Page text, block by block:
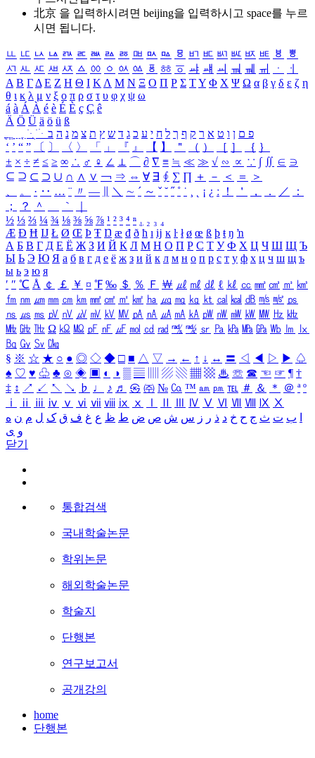
北京 을 입력하시려면 beijing을 입력하시고 space를 누르
시면 됩니다.
ㅥ ㅦ ㅧ ㅨ ㅩ ㅪ ㅫ ㅬ ㅭ ㅮ ㅯ ㅰ ㅱ ㅲ ㅳ ㅴ ㅵ ㅶ ㅷ ㅸ
ㅹ
ㅺ ㅻ ㅼ ㅽ ㅾ ㅿ ㆀ ㆁ ㆂ ㆃ ㆄ ㆅ ㆆ ㆇ ㆈ ㆉ ㆊ ㆋ ㆌ ㆍ
ㆎ
Α Β ΓΔ Ε Ζ Η Θ Ι ΚΛ Μ Ν Ξ Ο Π Ρ Σ ΤΥ Φ Χ Ψ Ω α β γ δ ε ζ η
θ ι κ λ μ ν ξ ο π ρ σ τ υ φ χ ψ ω
á à Á À é è É È ç Ç ê
Ä Ö Ü ä ö ü ß
ִֶֹ ֻּ ׁׂ פ ם ן ו ט א ר ק ף ך ל ח י ע כ ג ד ש ץ ת צ מ נ ה ב
‘ ’ “ ” 〔 〕 〈 〉 「 」 『 』 【 】 ＂ （ ） ［ ］ ｛ ｝
± × ÷ ≠ ≤ ≥ ∞ ∴ ♂ ♀ ∠ ⊥ ⌒ ∂ ∇ ≡ ≒ ≪ ≫ √ ∽ ∝ ∵ ∫ ∬ ∈ ∋
⊆ ⊇ ⊂ ⊃ ∪ ∩ ∧ ∨ ￢ ⇒ ⇔ ∀ ∃ ∮ ∑ ∏ ＋ － ＜ ＝
＞
、
。 · ‥ … ¨ 〃 ― ＼ ∼ ´ ～ ˇ ˘ ˝ ˚ ˙ ¸ ¡ ¿ ː ！ ＇ ， ． ／
：
；
？ ＾ ｀
½ ⅓ ⅔ ¼ ¾ ⅛ ⅜ ⅝ ⅞ ¹ ² ³ ⁴ ⁿ ₁ ₂ ₃ ₄
Æ Ð Ħ Ĳ Ł Ø Œ Þ Ŧ Ŋ æ đ ð ħ ı ĳ ĸ ŀ ł ø œ ß þ ŧ ŋ ŉ
А Б В Г Д Е Ё Ж З И Й К Л М Н О П Р С Т У Ф Х Ц Ч Ш Щ Ъ
Ы Ь Э Ю Я а б в г д е ё ж з и й к л м н о п р с т у ф х ц ч ш щ ъ
ы ь э ю я
′ ″ ℃ Å ￠ ￡ ￥ ¤ ℉ ‰ ＄ ％ Ｆ ￦ ㎕ ㎖ ㎗ ℓ ㎘ ㏄ ㎣ ㎤ ㎥ ㎦
㎙ ㎚ ㎛ ㎜ ㎝ ㎞ ㎟ ㎠ ㎡ ㎢ ㏊ ㎍ ㎎ ㎏ ㏏ ㎈ ㎉ ㏈ ㎧ ㎨ ㎰
㎱ ㎲ ㎳ ㎴ ㎵ ㎶ ㎷ ㎸ ㎹ ㎀ ㎁ ㎂ ㎃ ㎄ ㎺ ㎻ ㎽ ㎾ ㎿ ㎐ ㎑
㎒ ㎓ ㎔ Ω ㏀ ㏁ ㎊ ㎋ ㎌ ㏖ ㏅ ㎭ ㎮ ㎯ ㏛ ㎩ ㎪ ㎫ ㎬ ㏝ ㏐
㏓
㏃ ㏉ ㏜ ㏆
§ ※ ☆ ★ ○ ● ◎ ◇ ◆ □ ■ △ ▽ → ← ↑ ↓ ↔ 〓 ◁ ◀ ▷ ▶ ♤
♠ ♡ ♥ ♧ ♣ ⊙ ◈ ▣ ◐ ◑ ▒ ▤ ▨ ▧ ▦ ▩ ♨ ☏ ☎ ☜ ☞ ¶ †
‡ ↕ ↗ ↙ ↖ ↘ ♭ ♩ ♪ ♬ ㉿ ㈜ № ㏇ ™ ㏂ ㏘ ℡ ＃ ＆ ＊ ＠ ª º
ⅰ
ⅱ ⅲ ⅳ ⅴ ⅵ ⅶ ⅷ ⅸ ⅹ Ⅳ Ⅴ Ⅵ Ⅶ Ⅷ Ⅸ Ⅹ
ب ت ث ج ح خ د ذ ر ز س ش ص ض ط ظ ع غ ف ق ک ل م ن ه
و ی
닫기
통합검색
국내학술논문
학위논문
해외학술논문
학술지
단행본
연구보고서
공개강의
home
단행본